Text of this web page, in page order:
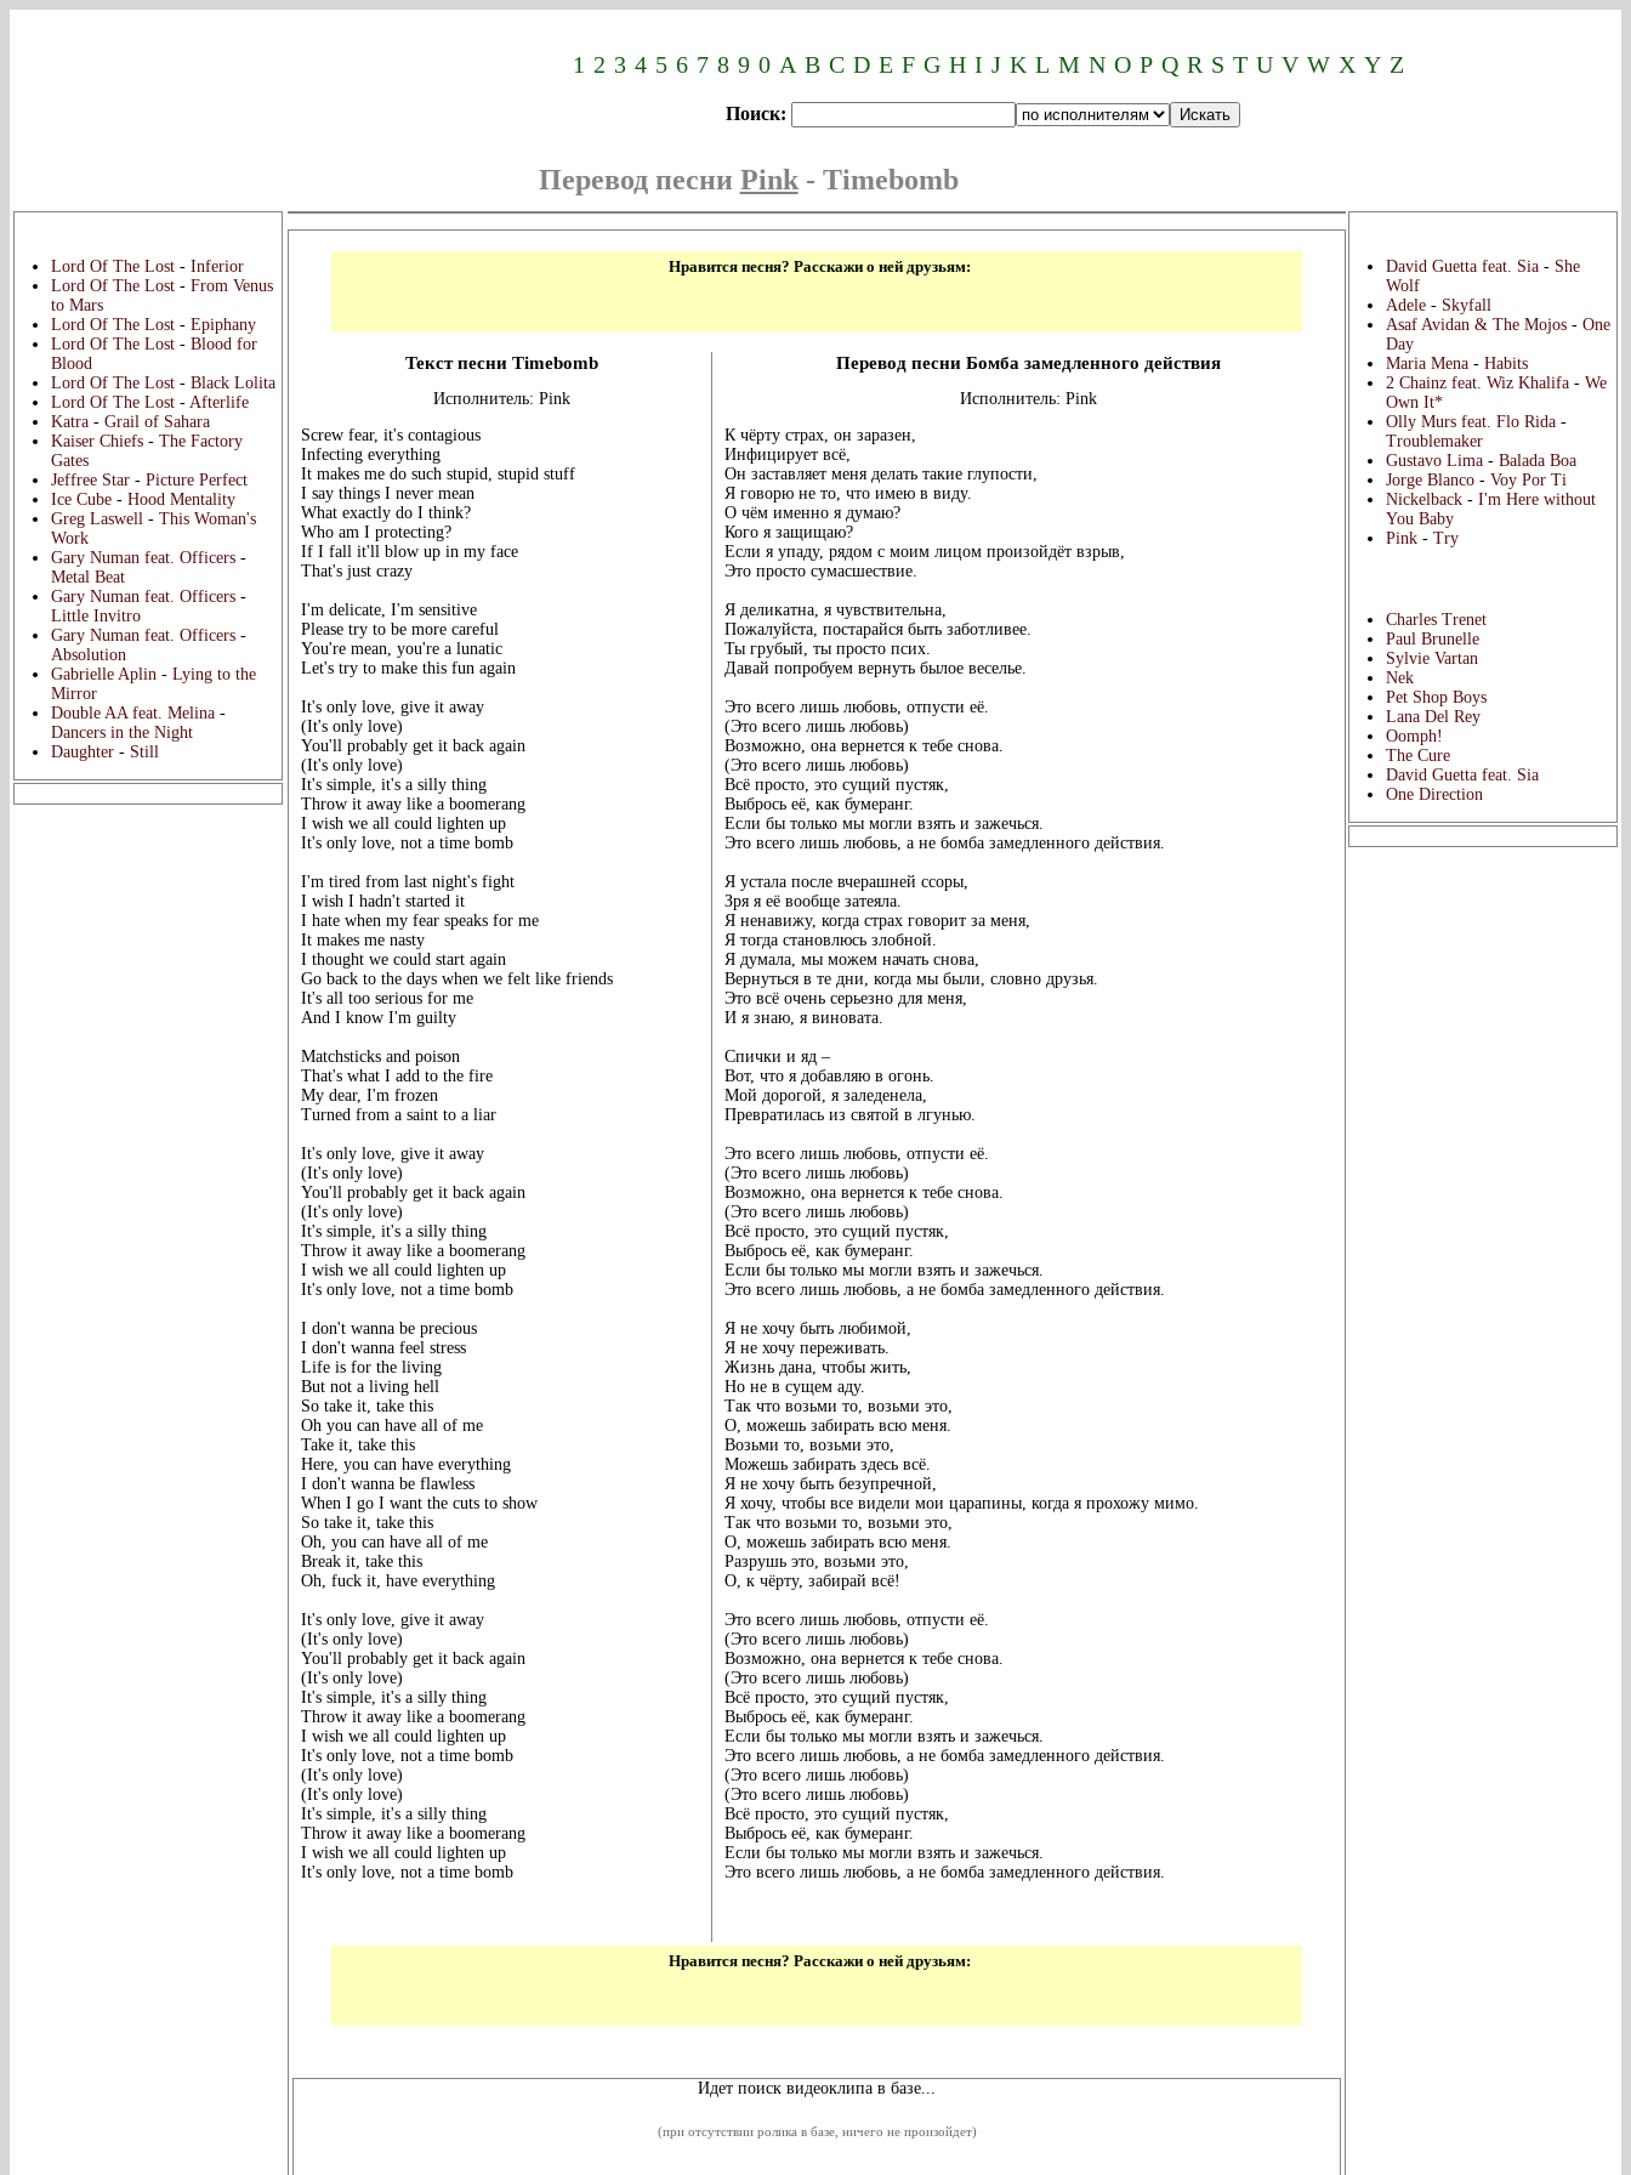
1 2 3 4 5 6 7 8 9 0 A B C D E F G H I J K L M N O P Q R S T U V W X Y Z
Поиск:
Перевод песни Pink- Timebomb
Lord Of The Lost - Inferior
Lord Of The Lost - From Venus
to Mars
Lord Of The Lost - Epiphany
Lord Of The Lost - Blood for
Blood
Lord Of The Lost - Black Lolita
Lord Of The Lost - Afterlife
Katra - Grail of Sahara
Kaiser Chiefs - The Factory
Gates
Jeffree Star - Picture Perfect
Ice Cube - Hood Mentality
Greg Laswell - This Woman's
Work
Gary Numan feat. Officers -
Metal Beat
Gary Numan feat. Officers -
Little Invitro
Gary Numan feat. Officers -
Absolution
Gabrielle Aplin - Lying to the
Mirror
Double AA feat. Melina -
Dancers in the Night
Daughter - Still
Нравится песня? Расскажи о ней друзьям:
Текст песни Timebomb
Исполнитель: Pink
Screw fear, it's contagious
Infecting everything
It makes me do such stupid, stupid stuff
I say things I never mean
What exactly do I think?
Who am I protecting?
If I fall it'll blow up in my face
That's just crazy
I'm delicate, I'm sensitive
Please try to be more careful
You're mean, you're a lunatic
Let's try to make this fun again
It's only love, give it away
(It's only love)
You'll probably get it back again
(It's only love)
It's simple, it's a silly thing
Throw it away like a boomerang
I wish we all could lighten up
It's only love, not a time bomb
I'm tired from last night's fight
I wish I hadn't started it
I hate when my fear speaks for me
It makes me nasty
I thought we could start again
Go back to the days when we felt like friends
It's all too serious for me
And I know I'm guilty
Matchsticks and poison
That's what I add to the fire
My dear, I'm frozen
Turned from a saint to a liar
It's only love, give it away
(It's only love)
You'll probably get it back again
(It's only love)
It's simple, it's a silly thing
Throw it away like a boomerang
I wish we all could lighten up
It's only love, not a time bomb
I don't wanna be precious
I don't wanna feel stress
Life is for the living
But not a living hell
So take it, take this
Oh you can have all of me
Take it, take this
Here, you can have everything
I don't wanna be flawless
When I go I want the cuts to show
So take it, take this
Oh, you can have all of me
Break it, take this
Oh, fuck it, have everything
It's only love, give it away
(It's only love)
You'll probably get it back again
(It's only love)
It's simple, it's a silly thing
Throw it away like a boomerang
I wish we all could lighten up
It's only love, not a time bomb
(It's only love)
(It's only love)
It's simple, it's a silly thing
Throw it away like a boomerang
I wish we all could lighten up
It's only love, not a time bomb
Перевод песни Бомба замедленного действия
Исполнитель: Pink
К чёрту страх, он заразен,
Инфицирует всё,
Он заставляет меня делать такие глупости,
Я говорю не то, что имею в виду.
О чём именно я думаю?
Кого я защищаю?
Если я упаду, рядом с моим лицом произойдёт взрыв,
Это просто сумасшествие.
Я деликатна, я чувствительна,
Пожалуйста, постарайся быть заботливее.
Ты грубый, ты просто псих.
Давай попробуем вернуть былое веселье.
Это всего лишь любовь, отпусти её.
(Это всего лишь любовь)
Возможно, она вернется к тебе снова.
(Это всего лишь любовь)
Всё просто, это сущий пустяк,
Выбрось её, как бумеранг.
Если бы только мы могли взять и зажечься.
Это всего лишь любовь, а не бомба замедленного действия.
Я устала после вчерашней ссоры,
Зря я её вообще затеяла.
Я ненавижу, когда страх говорит за меня,
Я тогда становлюсь злобной.
Я думала, мы можем начать снова,
Вернуться в те дни, когда мы были, словно друзья.
Это всё очень серьезно для меня,
И я знаю, я виновата.
Спички и яд –
Вот, что я добавляю в огонь.
Мой дорогой, я заледенела,
Превратилась из святой в лгунью.
Это всего лишь любовь, отпусти её.
(Это всего лишь любовь)
Возможно, она вернется к тебе снова.
(Это всего лишь любовь)
Всё просто, это сущий пустяк,
Выбрось её, как бумеранг.
Если бы только мы могли взять и зажечься.
Это всего лишь любовь, а не бомба замедленного действия.
Я не хочу быть любимой,
Я не хочу переживать.
Жизнь дана, чтобы жить,
Но не в сущем аду.
Так что возьми то, возьми это,
О, можешь забирать всю меня.
Возьми то, возьми это,
Можешь забирать здесь всё.
Я не хочу быть безупречной,
Я хочу, чтобы все видели мои царапины, когда я прохожу мимо.
Так что возьми то, возьми это,
О, можешь забирать всю меня.
Разрушь это, возьми это,
О, к чёрту, забирай всё!
Это всего лишь любовь, отпусти её.
(Это всего лишь любовь)
Возможно, она вернется к тебе снова.
(Это всего лишь любовь)
Всё просто, это сущий пустяк,
Выбрось её, как бумеранг.
Если бы только мы могли взять и зажечься.
Это всего лишь любовь, а не бомба замедленного действия.
(Это всего лишь любовь)
(Это всего лишь любовь)
Всё просто, это сущий пустяк,
Выбрось её, как бумеранг.
Если бы только мы могли взять и зажечься.
Это всего лишь любовь, а не бомба замедленного действия.
Нравится песня? Расскажи о ней друзьям:
Идет поиск видеоклипа в базе...
(при отсутствии ролика в базе, ничего не произойдет)
David Guetta feat. Sia - She
Wolf
Adele - Skyfall
Asaf Avidan & The Mojos - One
Day
Maria Mena - Habits
2 Chainz feat. Wiz Khalifa - We
Own It*
Olly Murs feat. Flo Rida -
Troublemaker
Gustavo Lima - Balada Boa
Jorge Blanco - Voy Por Ti
Nickelback - I'm Here without
You Baby
Pink - Try
Charles Trenet
Paul Brunelle
Sylvie Vartan
Nek
Pet Shop Boys
Lana Del Rey
Oomph!
The Cure
David Guetta feat. Sia
One Direction